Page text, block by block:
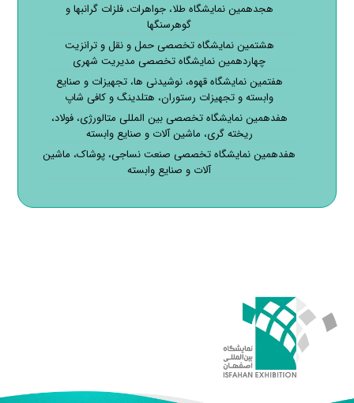
هجدهمین نمایشگاه طلا، جواهرات، فلزات گرانبها و
گوهرسنگها
هشتمین نمایشگاه تخصصی حمل و نقل و ترانزیت
چهاردهمین نمایشگاه تخصصی مدیریت شهری
هفتمین نمایشگاه قهوه، نوشیدنی ها، تجهیزات و صنایع
وابسته و تجهیزات رستوران، هتلدینگ و کافی شاپ
هفدهمین نمایشگاه تخصصی بین المللی متالورژی، فولاد،
ریخته گری، ماشین آلات و صنایع وابسته
هفدهمین نمایشگاه تخصصی صنعت نساجی، پوشاک، ماشین
آلات و صنایع وابسته